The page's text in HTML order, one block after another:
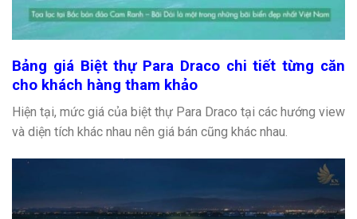
Bảng giá Biệt thự Para Draco chi tiết từng căn
cho khách hàng tham khảo
Hiện tại, mức giá của biệt thự Para Draco tại các hướng view
và diện tích khác nhau nên giá bán cũng khác nhau.